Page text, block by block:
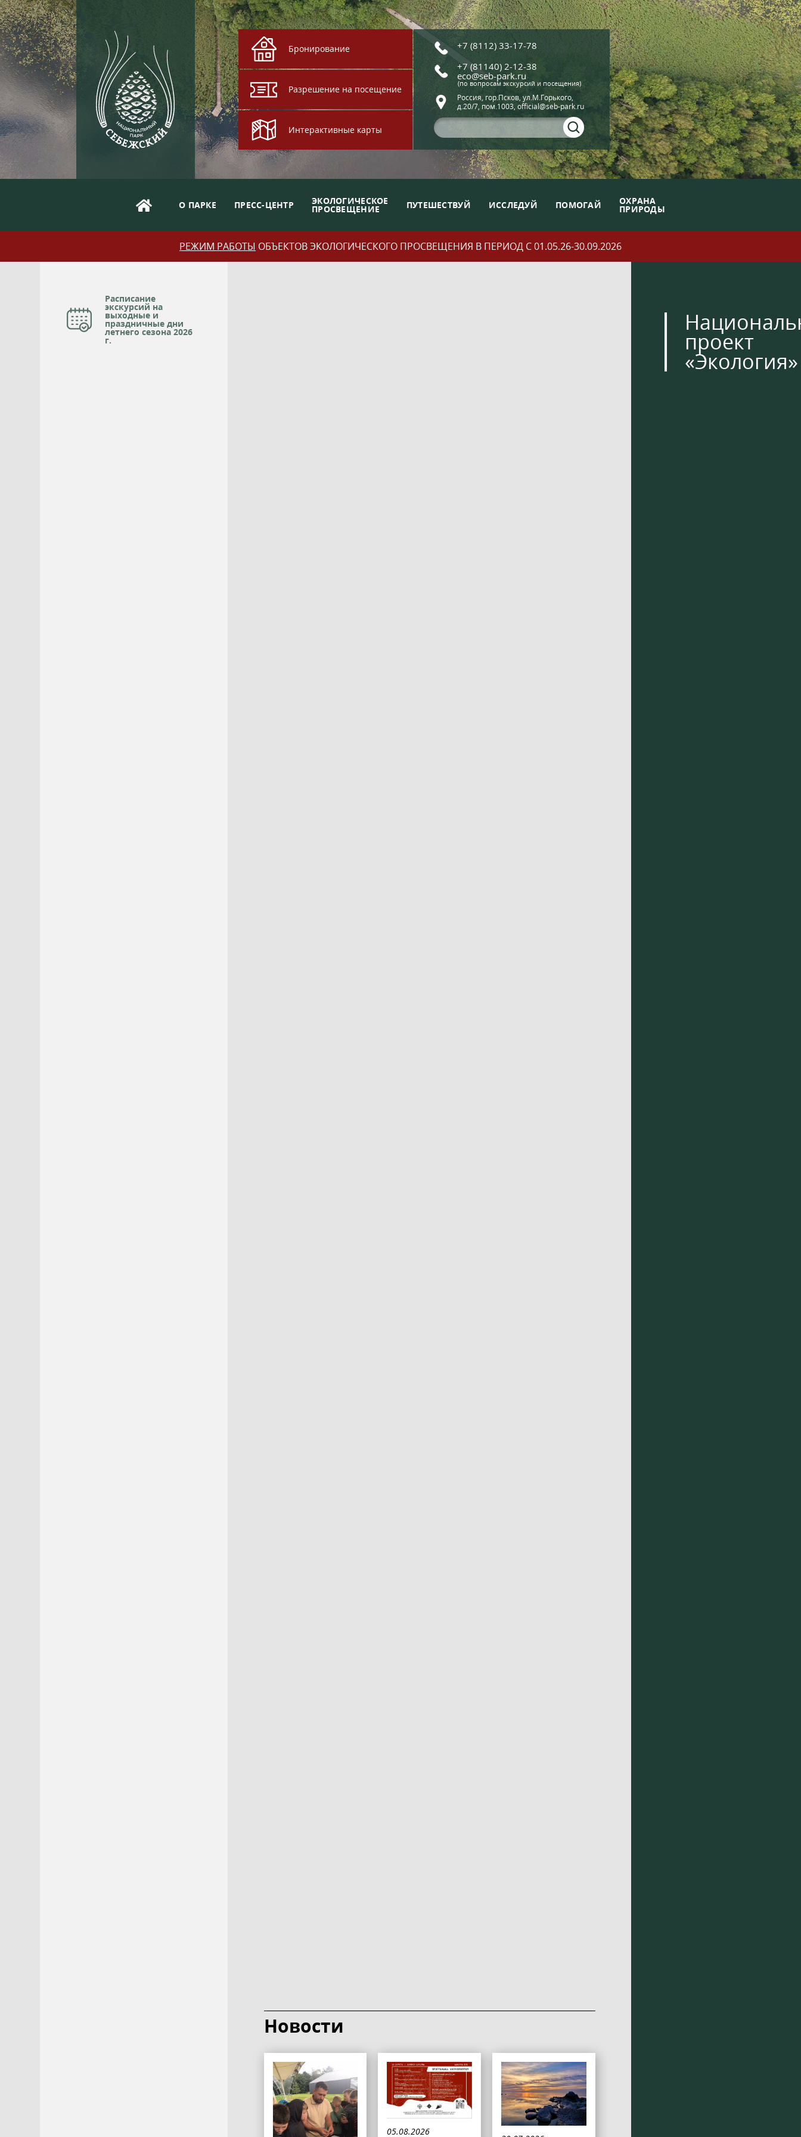
Бронирование
Разрешение на посещение
Интерактивные карты
+7 (8112) 33-17-78
+7 (81140) 2-12-38
eco@seb-park.ru
(по вопросам экскурсий и посещения)
Россия, гор.Псков, ул.М.Горького,
д.20/7, пом.1003, official@seb-park.ru
О ПАРКЕ ПРЕСС-ЦЕНТР ЭКОЛОГИЧЕСКОЕ
ПРОСВЕЩЕНИЕ ПУТЕШЕСТВУЙ ИССЛЕДУЙ ПОМОГАЙ ОХРАНА
ПРИРОДЫ
РЕЖИМ РАБОТЫ ОБЪЕКТОВ ЭКОЛОГИЧЕСКОГО ПРОСВЕЩЕНИЯ В ПЕРИОД С 01.05.26-30.09.2026
Расписание
экскурсий на
выходные и
праздничные дни
летнего сезона 2026
г.
Новости
05.08.2026
проект
«Экология»